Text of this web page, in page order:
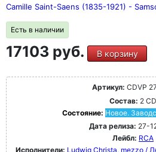
Camille Saint-Saens (1835-1921) -
Есть в наличии
17103 руб. В корзину
Артикул: CDVP
Состав: 2 CD
Состояние: Новое.
Дата релиза: 27-
Лейбл: RCA
Исполнители: Ludwig Christa, mezzo /